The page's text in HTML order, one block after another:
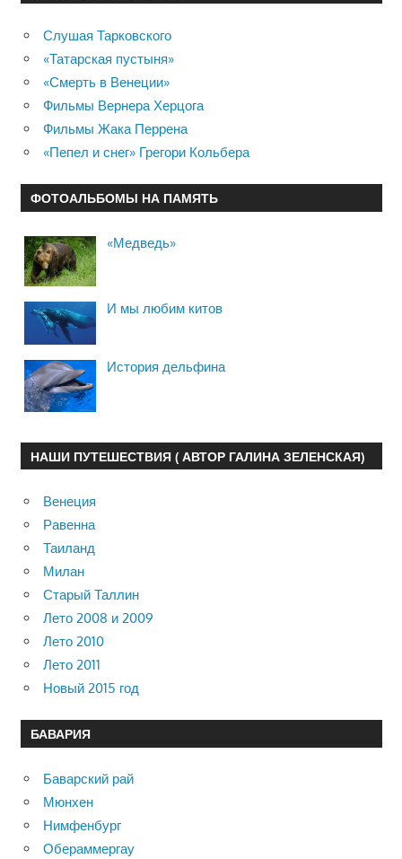
Слушая Тарковского
«Татарская пустыня»
«Смерть в Венеции»
Фильмы Вернера Херцога
Фильмы Жака Перрена
«Пепел и снег» Грегори Кольбера
ФОТОАЛЬБОМЫ НА ПАМЯТЬ
«Медведь»
И мы любим китов
История дельфина
НАШИ ПУТЕШЕСТВИЯ ( АВТОР ГАЛИНА ЗЕЛЕНСКАЯ)
Венеция
Равенна
Таиланд
Милан
Старый Таллин
Лето 2008 и 2009
Лето 2010
Лето 2011
Новый 2015 год
БАВАРИЯ
Баварский рай
Мюнхен
Нимфенбург
Обераммергау